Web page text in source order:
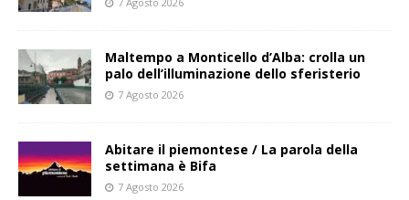
Maltempo a Monticello d’Alba: crolla un
palo dell’illuminazione dello sferisterio
7 Agosto 2026
Abitare il piemontese / La parola della
settimana è Bifa
7 Agosto 2026